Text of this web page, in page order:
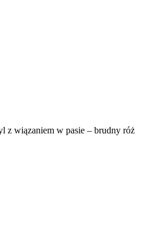
z wiązaniem w pasie – brudny róż